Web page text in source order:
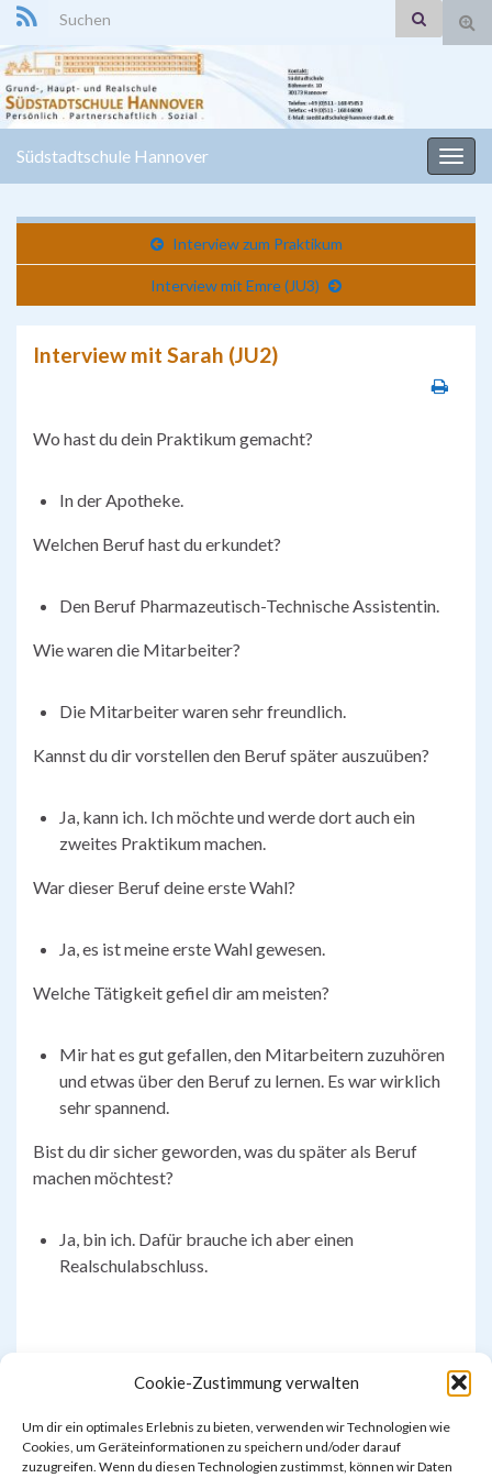
Cookie-Zustimmung verwalten
Um dir ein optimales Erlebnis zu bieten, verwenden wir Technologien wie
Cookies, um Geräteinformationen zu speichern und/oder darauf
zuzugreifen. Wenn du diesen Technologien zustimmst, können wir Daten
Search for:
Südstadtschule Hannover
Interview zum Praktikum
Interview mit Emre (JU3)
Interview mit Sarah (JU2)
Wo hast du dein Praktikum gemacht?
In der Apotheke.
Welchen Beruf hast du erkundet?
Den Beruf Pharmazeutisch-Technische Assistentin.
Wie waren die Mitarbeiter?
Die Mitarbeiter waren sehr freundlich.
Kannst du dir vorstellen den Beruf später auszuüben?
Ja, kann ich. Ich möchte und werde dort auch ein
zweites Praktikum machen.
War dieser Beruf deine erste Wahl?
Ja, es ist meine erste Wahl gewesen.
Welche Tätigkeit gefiel dir am meisten?
Mir hat es gut gefallen, den Mitarbeitern zuzuhören
und etwas über den Beruf zu lernen. Es war wirklich
sehr spannend.
Bist du dir sicher geworden, was du später als Beruf
machen möchtest?
Ja, bin ich. Dafür brauche ich aber einen
Realschulabschluss.